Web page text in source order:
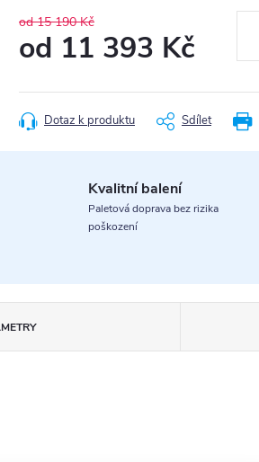
od 15 190 Kč
od 11 393 Kč
cena:
Dotaz k produktu Sdílet
Kvalitní balení
Paletová doprava bez rizika
poškození